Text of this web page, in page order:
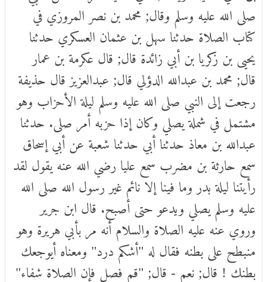
صلى الله عليه وسلم وقال; محمد بن نصر المروزي في
كتاب الصلاة حدثنا سهل بن عثمان العسكري حدثنا
يحيى بن زكريا بن أبي زائدة قال; قال عكرمة بن عمار
قال; محمد بن عبدالله الدؤلي قال; عبدالعزيز قال حذيفة
رجعت إلى النبي صلى الله عليه وسلم ليلة الأحزاب وهو
مشتمل في شملة يصلي وكان إذا حزبه أمر صلى. حدثنا
عبدالله بن معاذ حدثنا أبي حدثنا شعبة عن أبي إسحاق
سمع حارثة بن مضرب سمع عليا رضي الله عنه يقول لقد
رأيتنا ليلة بدر وما فينا إلا نائم غير رسول الله صلى الله
عليه وسلم يصلي ويدعو حتى أصبح. قال ابن جرير
وروي عنه عليه الصلاة والسلام أنه مر بأبي هريرة وهو
منبطح على بطنه فقال له "أشكم درد" ومعناه أيوجعك
بطنك ! قال; نعم - قال; "قم فصل فإن الصلاة شفاء"